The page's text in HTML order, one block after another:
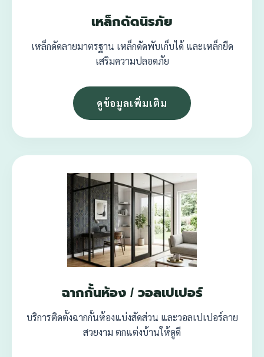
เหล็กดัดนิรภัย
เหล็กดัดลายมาตรฐาน เหล็กดัดพับเก็บได้ และเหล็กยืด
เสริมความปลอดภัย
ดูข้อมูลเพิ่มเติม
ฉากกั้นห้อง / วอลเปเปอร์
บริการติดตั้งฉากกั้นห้องแบ่งสัดส่วน และวอลเปเปอร์ลาย
สวยงาม ตกแต่งบ้านให้ดูดี